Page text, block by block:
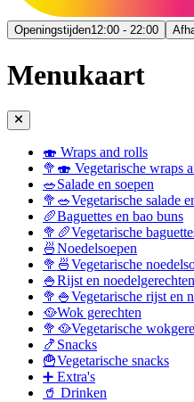
Openingstijden12:00 - 22:00
Menukaart
🍣 Wraps and rolls
🥦🍣 Vegetarische wraps
🥗Salade en soepen
🥦🥗Vegetarische salade
🥖Baguettes en bao buns
🥦🥖Vegetarische
🍜Noedelsoepen
🥦🍜Vegetarische
🍚Rijst en noedelgerechten
🥦🍚Vegetarische rijst en
🥘Wok gerechten
🥦🥘Vegetarische
🍤Snacks
🍟Vegetarische snacks
➕ Extra's
🥤 Drinken